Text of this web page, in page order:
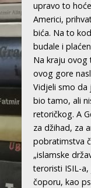
upravo to
Americi,
bića. Na to
budale i
Na kraju ovog
ovog gore
Vidjeli smo da
bio tamo, ali
retoričkog. A
za džihad, za
pobratimstva
„islamske
teroristi ISIL-
čoporu, kao